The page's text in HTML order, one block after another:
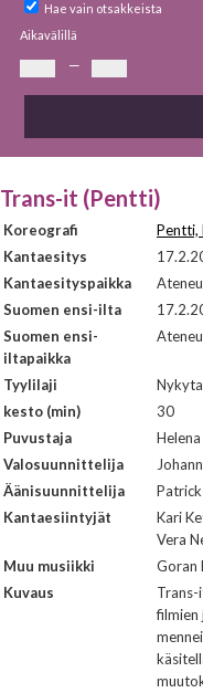
Hae vain otsakkeista
Aikavälillä
—
Trans-it (Pentti)
Koreografi
Pentti,
Kantaesitys
Kantaesityspaikka
Suomen ensi-ilta
Suomen ensi-
iltapaikka
Tyylilaji
kesto (min)
30
Puvustaja
Valosuunnittelija
Äänisuunnittelija
Kantaesiintyjät
Kari
Vera
Muu musiikki
Goran
Kuvaus
Trans-
filmien